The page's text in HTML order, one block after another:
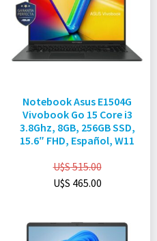
Notebook Asus E1504G
Vivobook Go 15 Core i3
3.8Ghz, 8GB, 256GB SSD,
15.6″ FHD, Español, W11
U$S515.00
U$S 465.00